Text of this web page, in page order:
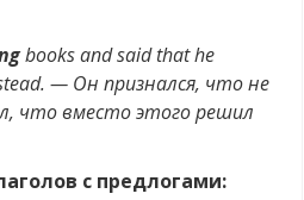
books and said that he
— Он признался, что не
что вместо этого решил
с предлогами: